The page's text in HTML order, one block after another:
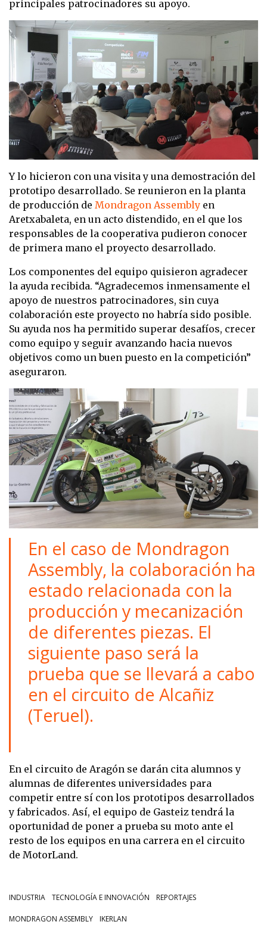
principales patrocinadores su apoyo.
Y lo hicieron con una visita y una demostración del
prototipo desarrollado. Se reunieron en la planta
de producción de Mondragon Assembly en
Aretxabaleta, en un acto distendido, en el que los
responsables de la cooperativa pudieron conocer
de primera mano el proyecto desarrollado.
Los componentes del equipo quisieron agradecer
la ayuda recibida. “Agradecemos inmensamente el
apoyo de nuestros patrocinadores, sin cuya
colaboración este proyecto no habría sido posible.
Su ayuda nos ha permitido superar desafíos, crecer
como equipo y seguir avanzando hacia nuevos
objetivos como un buen puesto en la competición”
aseguraron.
En el caso de Mondragon
Assembly, la colaboración ha
estado relacionada con la
producción y mecanización
de diferentes piezas. El
siguiente paso será la
prueba que se llevará a cabo
en el circuito de Alcañiz
(Teruel).
En el circuito de Aragón se darán cita alumnos y
alumnas de diferentes universidades para
competir entre sí con los prototipos desarrollados
y fabricados. Así, el equipo de Gasteiz tendrá la
oportunidad de poner a prueba su moto ante el
resto de los equipos en una carrera en el circuito
de MotorLand.
INDUSTRIA TECNOLOGÍA E INNOVACIÓN REPORTAJES
MONDRAGON ASSEMBLY IKERLAN